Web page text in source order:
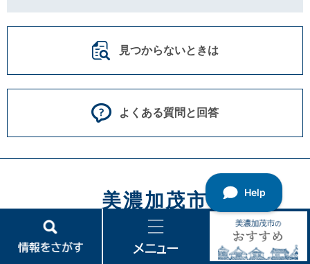
濃
見つからないときは
よくある質問と回答
美濃加茂市
法人番号8000020212113
〒505-8606
岐阜県美濃加茂市太田町3431番地1